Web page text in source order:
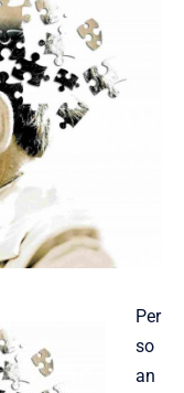
Per
so
an